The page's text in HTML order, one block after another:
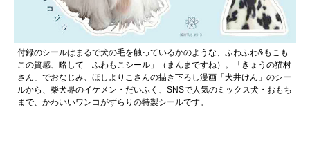
付録のシールはまるで犬の毛を触っているかのような、ふわふわ&もこも
この質感、略して「ふわもこシール」（まんまですね）。「きょうの猫村
さん」でおなじみ、ほしよりこさんの描き下ろし漫画「犬井けん」のシー
ルから、柴犬界のイケメン・だいふく、SNSで人気のミックス犬・おもち
まで、かわいいワンコがずらりの特製シールです。